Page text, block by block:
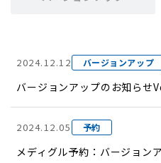
2024.12.12 バージョンアップ
バージョンアップのお知らせ
2024.12.05 予約
メディグル予約：バージョン